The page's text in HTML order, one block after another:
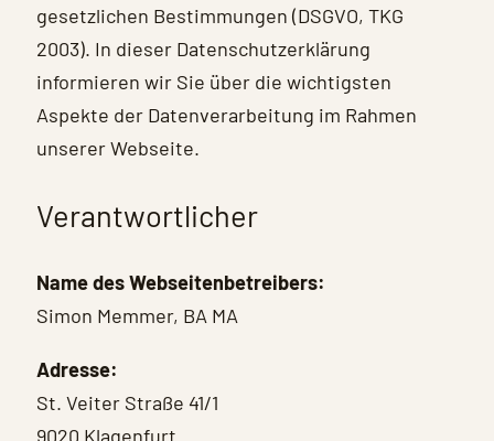
gesetzlichen Bestimmungen (DSGVO, TKG
2003). In dieser Datenschutzerklärung
informieren wir Sie über die wichtigsten
Aspekte der Datenverarbeitung im Rahmen
unserer Webseite.
Verantwortlicher
Name des Webseitenbetreibers:
Simon Memmer, BA MA
Adresse:
St. Veiter Straße 41/1
9020 Klagenfurt